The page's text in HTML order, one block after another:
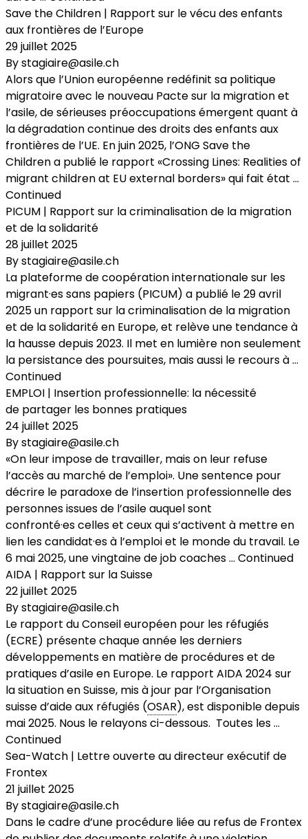
Save the Children | Rapport sur le vécu des enfants
aux frontières de l’Europe
29 juillet 2025
Bystagiaire@asile.ch
Alors que l’Union européenne redéfinit sa politique
migratoire avec le nouveau Pacte sur la migration et
l’asile, de sérieuses préoccupations émergent quant à
la dégradation continue des droits des enfants aux
frontières de l’UE. En juin 2025, l’ONG Save the
Children a publié le rapport «Crossing Lines: Realities of
migrant children at EU external borders» qui fait état …
Continued
PICUM | Rapport sur la criminalisation de la migration
et de la solidarité
28 juillet 2025
Bystagiaire@asile.ch
La plateforme de coopération internationale sur les
migrant·es sans papiers (PICUM) a publié le 29 avril
2025 un rapport sur la criminalisation de la migration
et de la solidarité en Europe, et relève une tendance à
la hausse depuis 2023. Il met en lumière non seulement
la persistance des poursuites, mais aussi le recours à …
Continued
EMPLOI | Insertion professionnelle: la nécessité
de partager les bonnes pratiques
24 juillet 2025
Bystagiaire@asile.ch
«On leur impose de travailler, mais on leur refuse
l’accès au marché de l’emploi». Une sentence pour
décrire le paradoxe de l’insertion professionnelle des
personnes issues de l’asile auquel sont
confronté·es celles et ceux qui s’activent à mettre en
lien les candidat·es à l’emploi et le monde du travail. Le
6 mai 2025, une vingtaine de job coaches … Continued
AIDA | Rapport sur la Suisse
22 juillet 2025
Bystagiaire@asile.ch
Le rapport du Conseil européen pour les réfugiés
(ECRE) présente chaque année les derniers
développements en matière de procédures et de
pratiques d’asile en Europe. Le rapport AIDA 2024 sur
la situation en Suisse, mis à jour par l’Organisation
suisse d’aide aux réfugiés (OSAR), est disponible depuis
mai 2025. Nous le relayons ci-dessous. Toutes les …
Continued
Sea-Watch | Lettre ouverte au directeur exécutif de
Frontex
21 juillet 2025
Bystagiaire@asile.ch
Dans le cadre d’une procédure liée au refus de Frontex